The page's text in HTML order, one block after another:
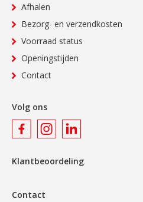
Afhalen
Bezorg- en verzendkosten
Voorraad status
Openingstijden
Contact
Volg ons
Klantbeoordeling
Contact